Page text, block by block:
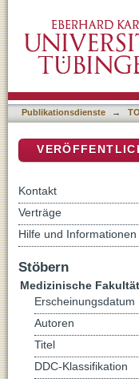
Publikationsdienste →
Kontakt
Verträge
Hilfe und Informationen
Stöbern
Medizinische Fakultät
Erscheinungsdatum
Autoren
Titel
DDC-Klassifikation